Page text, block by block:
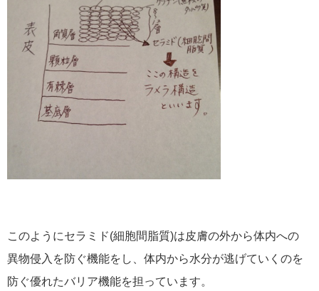
このようにセラミド(細胞間脂質)は皮膚の外から体内への
異物侵入を防ぐ機能をし、体内から水分が逃げていくのを
防ぐ優れたバリア機能を担っています。